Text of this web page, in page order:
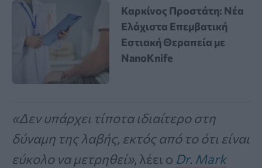
Καρκίνος Προστάτη: Νέα
Ελάχιστα Επεμβατική
Εστιακή Θεραπεία με
NanoKnife
«Δεν υπάρχει τίποτα ιδιαίτερο στη
δύναμη της λαβής, εκτός από το ότι είναι
εύκολο να μετρηθεί», λέει ο Dr. Mark